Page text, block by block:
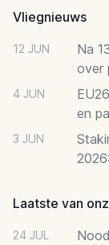
Vliegnieuws
12 JUN
Na
over
4 JUN
en
3 JUN
Laatste van
24 JUL